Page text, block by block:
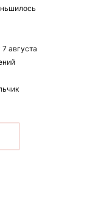
августа